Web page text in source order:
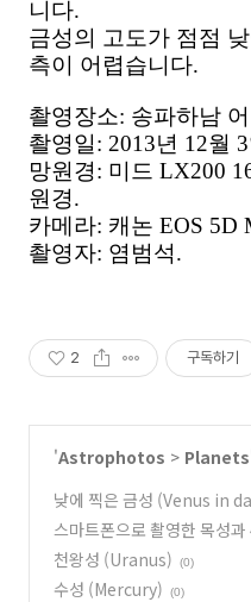
니다.
금성의 고도가 점점
측이 어렵습니다.
촬영장소: 송파하남
촬영일: 2013년 12월
망원경: 미드 LX200
원경.
카메라: 캐논 EOS 5D
촬영자: 염범석.
2 구독하기
'Astrophotos > Planets
낮에 찍은 금성 (Venus in
스마트폰으로 촬영한 목성과
천왕성 (Uranus) (0)
수성 (Mercury) (0)